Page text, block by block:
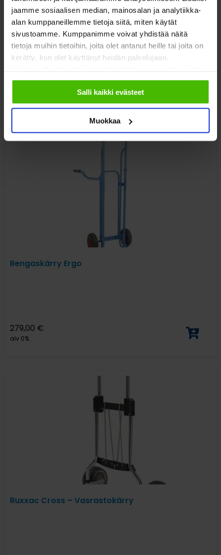
jaamme sosiaalisen median, mainosalan ja analytiikka-
alan kumppaneillemme tietoja siitä, miten käytät
sivustoamme. Kumppanimme voivat yhdistää näitä
tietoja muihin tietoihin, joita olet antanut heille tai joita on
kerätty, kun olet käyttänyt heidän palvelujaan.
sallimiisi evästeisiin.
Salli kaikki evästeet
Muokkaa
Porraskärry 200 KG
alv 0%
Rengaskärry Ergo
279,00 €
alv 0%
Ruxxac Cross – Vasrastokärry